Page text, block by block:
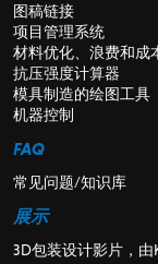
图稿链接
项目管理系统
材料优化、浪费和成
抗压强度计算器
模具制造的绘图工具
机器控制
FAQ
常见问题/知识库
展示
3D包装设计影片，由